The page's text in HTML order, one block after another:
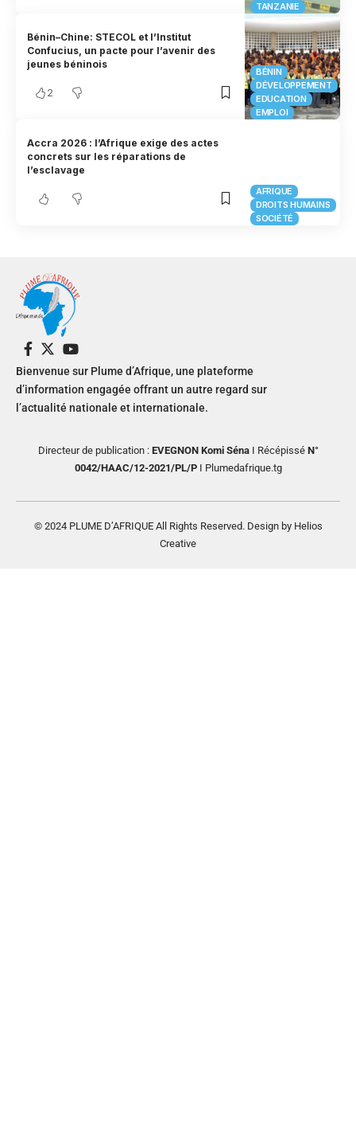
TANZANIE
BÉNIN
DÉVELOPPEMENT
EDUCATION
EMPLOI
Bénin–Chine: STECOL et l’Institut
Confucius, un pacte pour l’avenir des
jeunes béninois
2
AFRIQUE
DROITS HUMAINS
SOCIÉTÉ
Accra 2026 : l’Afrique exige des actes
concrets sur les réparations de
l’esclavage
Bienvenue sur Plume d’Afrique, une plateforme
d’information engagée offrant un autre regard sur
l’actualité nationale et internationale.
Directeur de publication : EVEGNON Komi SénaI RécépisséN°
0042/HAAC/12-2021/PL/PI Plumedafrique.tg
© 2024 PLUME D’AFRIQUE All Rights Reserved. Design by Helios
Creative